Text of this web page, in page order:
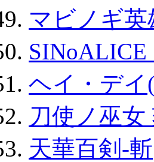
マビノギ
ヘイ・デイ
刀使ノ巫
天華百剣-斬